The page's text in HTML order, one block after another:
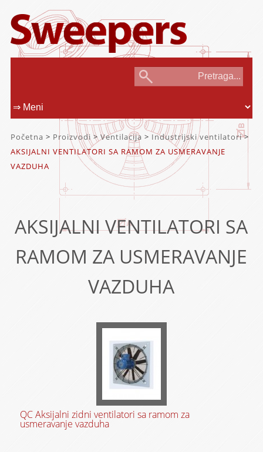
Početna > Proizvodi>Ventilacija > Industrijski ventilatori>
AKSIJALNI VENTILATORI SA RAMOM ZA USMERAVANJE
VAZDUHA
AKSIJALNI VENTILATORI SA
RAMOM ZA USMERAVANJE
VAZDUHA
QC Aksijalni zidni ventilatori sa ramom za
usmeravanje vazduha